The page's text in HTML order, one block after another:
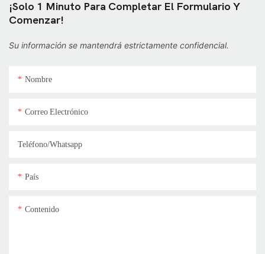
¡Solo 1 Minuto Para Completar El Formulario Y
Comenzar!
Su información se mantendrá estrictamente confidencial.
Nombre
Correo Electrónico
Teléfono/whatsapp
País
Contenido